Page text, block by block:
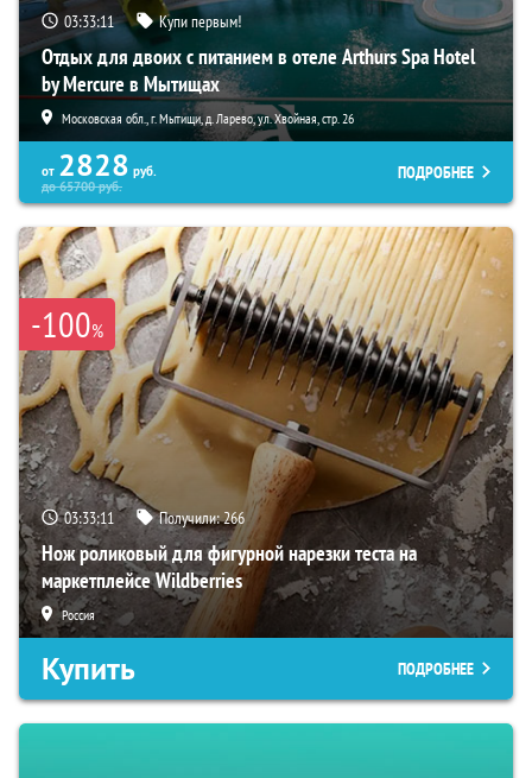
03:33:09 Купи первым!
Отдых для двоих с питанием в отеле Arthurs Spa Hotel
by Mercure в Мытищах
Московская обл., г. Мытищи, д. Ларево, ул. Хвойная, стр. 26
от 2828 руб.
до65700руб.
ПОДРОБНЕЕ
-100%
03:33:09 Получили:266
Нож роликовый для фигурной нарезки теста на
маркетплейсе Wildberries
Россия
Купить ПОДРОБНЕЕ